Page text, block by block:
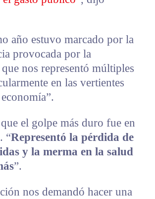
año estuvo marcado por la
provocada por la
nos representó múltiples
en las vertientes
el golpe más duro fue en
“Representó la pérdida de
y la merma en la salud
”.
nos demandó hacer una